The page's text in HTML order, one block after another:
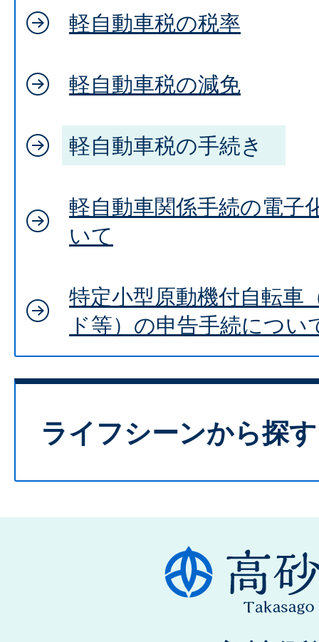
軽自動車税の税率
軽自動車税の減免
軽自動車税の手続き
軽自動車関係手続の電子
いて
特定小型原動機付自転車
ド等）の申告手続につい
ライフシーンから探す